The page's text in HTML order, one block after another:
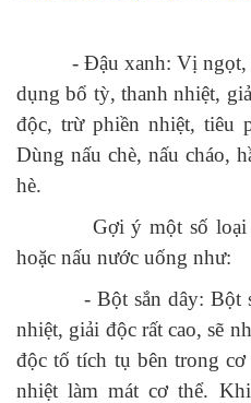
- Đậu xanh: Vị ngọt,
dụng bổ tỳ, thanh nhiệt,
độc, trừ phiền nhiệt, tiêu
Dùng nấu chè, nấu cháo,
hè.
Gợi ý một số loại củ,
hoặc nấu nước uống như:
- Bột sắn dây: Bột
nhiệt, giải độc rất cao, sẽ
độc tố tích tụ bên trong
nhiệt làm mát cơ thể.